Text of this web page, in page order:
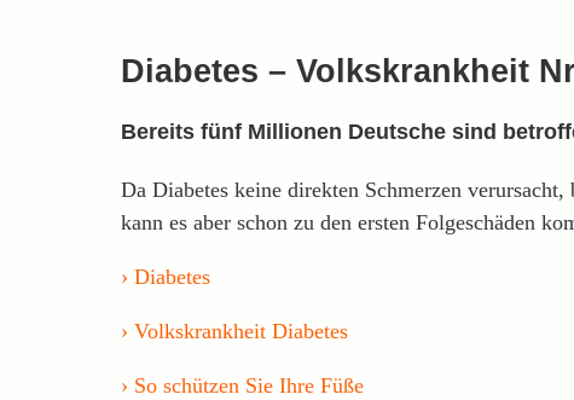
Diabetes – Volkskrankheit
Bereits fünf Millionen Deutsche sind
Da Diabetes keine direkten Schmerzen
kann es aber schon zu den ersten Folgeschäden
Diabetes
Volkskrankheit Diabetes
So schützen Sie Ihre Füße